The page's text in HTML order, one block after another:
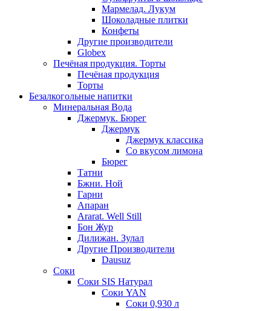
Мармелад. Лукум
Шоколадные плитки
Конфеты
Другие производители
Globex
Печёная продукция. Торты
Печёная продукция
Торты
Безалкогольные напитки
Минеральная Вода
Джермук. Бюрег
Джермук
Джермук классика
Со вкусом лимона
Бюрег
Татни
Бжни. Ной
Гарни
Апаран
Ararat. Well Still
Бон Жур
Дилижан. Зулал
Другие Производители
Dausuz
Соки
Соки SIS Натурал
Соки YAN
Соки 0,930 л